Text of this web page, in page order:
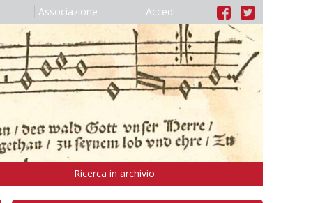
Associazione Accedi
Ricerca in archivio